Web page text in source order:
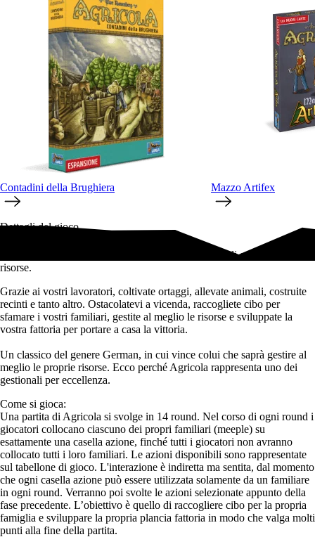
Contadini della Brughiera Mazzo Artifex
Dettagli del gioco
Vestite i panni di una famiglia rurale con il compito di gestire le proprie
risorse.
Grazie ai vostri lavoratori, coltivate ortaggi, allevate animali, costruite
recinti e tanto altro. Ostacolatevi a vicenda, raccogliete cibo per
sfamare i vostri familiari, gestite al meglio le risorse e sviluppate la
vostra fattoria per portare a casa la vittoria.
Un classico del genere German, in cui vince colui che saprà gestire al
meglio le proprie risorse. Ecco perché Agricola rappresenta uno dei
gestionali per eccellenza.
Come si gioca:
Una partita di Agricola si svolge in 14 round. Nel corso di ogni round i
giocatori collocano ciascuno dei propri familiari (meeple) su
esattamente una casella azione, finché tutti i giocatori non avranno
collocato tutti i loro familiari. Le azioni disponibili sono rappresentate
sul tabellone di gioco. L'interazione è indiretta ma sentita, dal momento
che ogni casella azione può essere utilizzata solamente da un familiare
in ogni round. Verranno poi svolte le azioni selezionate appunto della
fase precedente. L’obiettivo è quello di raccogliere cibo per la propria
famiglia e sviluppare la propria plancia fattoria in modo che valga molti
punti alla fine della partita.